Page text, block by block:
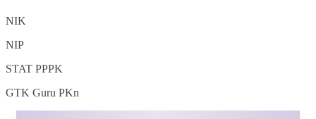
NIK
NIP
STAT PPPK
GTK Guru PKn